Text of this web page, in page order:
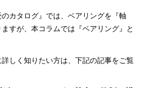
カタログ』では、ベアリングを『軸
すが、本コラムでは『ベアリング』と
しく知りたい方は、下記の記事をご覧